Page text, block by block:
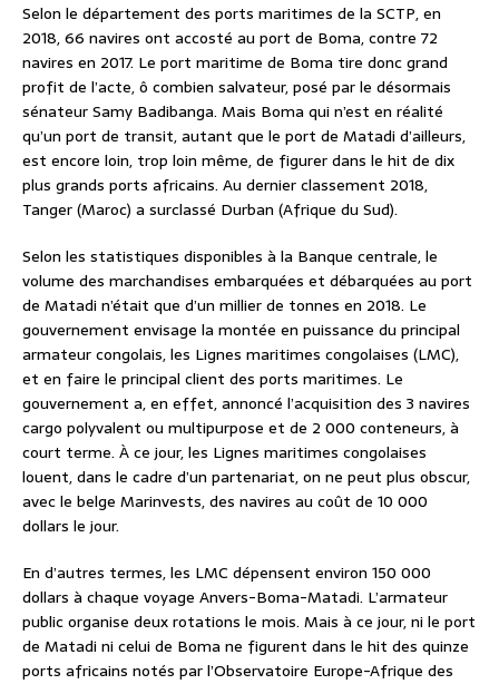
Selon le département des ports maritimes de la SCTP, en
2018, 66 navires ont accosté au port de Boma, contre 72
navires en 2017. Le port maritime de Boma tire donc grand
profit de l’acte, ô combien salvateur, posé par le désormais
sénateur Samy Badibanga. Mais Boma qui n’est en réalité
qu’un port de transit, autant que le port de Matadi d’ailleurs,
est encore loin, trop loin même, de figurer dans le hit de dix
plus grands ports africains. Au dernier classement 2018,
Tanger (Maroc) a surclassé Durban (Afrique du Sud).
Selon les statistiques disponibles à la Banque centrale, le
volume des marchandises embarquées et débarquées au port
de Matadi n’était que d’un millier de tonnes en 2018. Le
gouvernement envisage la montée en puissance du principal
armateur congolais, les Lignes maritimes congolaises (LMC),
et en faire le principal client des ports maritimes. Le
gouvernement a, en effet, annoncé l’acquisition des 3 navires
cargo polyvalent ou multipurpose et de 2 000 conteneurs, à
court terme. À ce jour, les Lignes maritimes congolaises
louent, dans le cadre d’un partenariat, on ne peut plus obscur,
avec le belge Marinvests, des navires au coût de 10 000
dollars le jour.
En d’autres termes, les LMC dépensent environ 150 000
dollars à chaque voyage Anvers-Boma-Matadi. L’armateur
public organise deux rotations le mois. Mais à ce jour, ni le port
de Matadi ni celui de Boma ne figurent dans le hit des quinze
ports africains notés par l’Observatoire Europe-Afrique des